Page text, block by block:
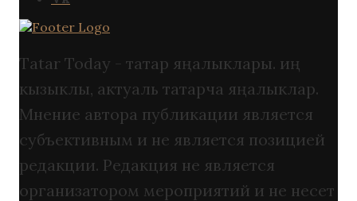
Tatar Today - татар яңалыклары. иң
кызыклы, актуаль татарча яңалыклар.
Мнение автора публикации является
субъективным и не является позицией
редакции. Редакция не является
организатором мероприятий и не несет